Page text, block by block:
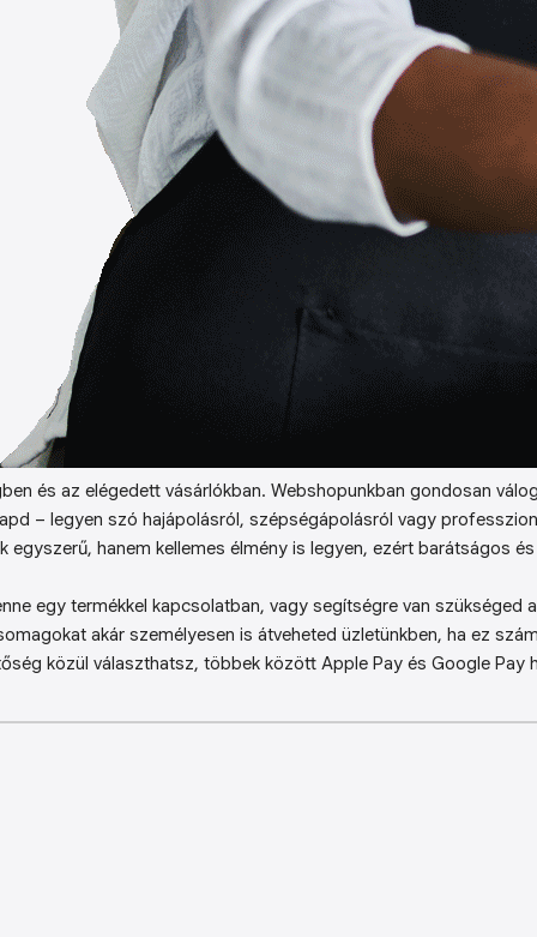
és az elégedett vásárlókban. Webshopunkban gondosan
– legyen szó hajápolásról, szépségápolásról vagy
egyszerű, hanem kellemes élmény is legyen, ezért barátságos
egy termékkel kapcsolatban, vagy segítségre van szükséged
akár személyesen is átveheted üzletünkben, ha ez
közül választhatsz, többek között Apple Pay és Google Pay